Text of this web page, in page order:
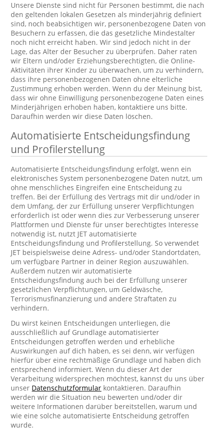
Unsere Dienste sind nicht für Personen bestimmt, die nach
den geltenden lokalen Gesetzen als minderjährig definiert
sind, noch beabsichtigen wir, personenbezogene Daten von
Besuchern zu erfassen, die das gesetzliche Mindestalter
noch nicht erreicht haben. Wir sind jedoch nicht in der
Lage, das Alter der Besucher zu überprüfen. Daher raten
wir Eltern und/oder Erziehungsberechtigten, die Online-
Aktivitäten ihrer Kinder zu überwachen, um zu verhindern,
dass ihre personenbezogenen Daten ohne elterliche
Zustimmung erhoben werden. Wenn du der Meinung bist,
dass wir ohne Einwilligung personenbezogene Daten eines
Minderjährigen erhoben haben, kontaktiere uns bitte.
Daraufhin werden wir diese Daten löschen.
Automatisierte Entscheidungsfindung
und Profilerstellung
Automatisierte Entscheidungsfindung erfolgt, wenn ein
elektronisches System personenbezogene Daten nutzt, um
ohne menschliches Eingreifen eine Entscheidung zu
treffen. Bei der Erfüllung des Vertrags mit dir und/oder in
dem Umfang, der zur Erfüllung unserer Verpflichtungen
erforderlich ist oder wenn dies zur Verbesserung unserer
Plattformen und Dienste für unser berechtigtes Interesse
notwendig ist, nutzt JET automatisierte
Entscheidungsfindung und Profilerstellung. So verwendet
JET beispielsweise deine Adress- und/oder Standortdaten,
um verfügbare Partner in deiner Region auszuwählen.
Außerdem nutzen wir automatisierte
Entscheidungsfindung auch bei der Erfüllung unserer
gesetzlichen Verpflichtungen, um Geldwäsche,
Terrorismusfinanzierung und andere Straftaten zu
verhindern.
Du wirst keinen Entscheidungen unterliegen, die
ausschließlich auf Grundlage automatisierter
Entscheidungen getroffen werden und erhebliche
Auswirkungen auf dich haben, es sei denn, wir verfügen
hierfür über eine rechtmäßige Grundlage und haben dich
entsprechend informiert. Wenn du dieser Art der
Verarbeitung widersprechen möchtest, kannst du uns über
unser Datenschutzformular kontaktieren. Daraufhin
werden wir die Situation neu bewerten und/oder dir
weitere Informationen darüber bereitstellen, warum und
wie eine solche automatisierte Entscheidung getroffen
wurde.